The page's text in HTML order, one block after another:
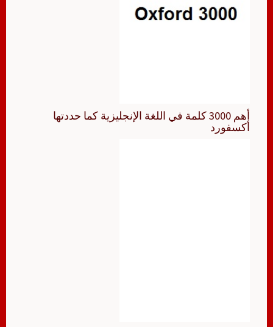
أهم 3000 كلمة في اللغة الإنجليزية كما حددتها
أكسفورد